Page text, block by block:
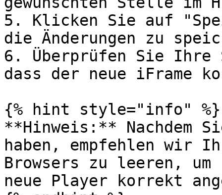
5. Klicken Sie auf
die Änderungen zu
6. Überprüfen Sie
dass der neue iFrame
{% hint style="info" %}
**Hinweis:** Nachdem
haben, empfehlen wir
Browsers zu leeren,
neue Player korrekt